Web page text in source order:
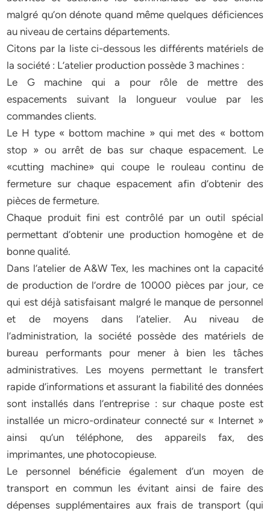
malgré qu’on dénote quand même quelques déficiences
au niveau de certains départements.
Citons par la liste ci-dessous les différents matériels de
la société : L’atelier production possède 3 machines :
Le G machine qui a pour rôle de mettre des
espacements suivant la longueur voulue par les
commandes clients.
Le H type « bottom machine » qui met des « bottom
stop » ou arrêt de bas sur chaque espacement. Le
«cutting machine» qui coupe le rouleau continu de
fermeture sur chaque espacement afin d’obtenir des
pièces de fermeture.
Chaque produit fini est contrôlé par un outil spécial
permettant d’obtenir une production homogène et de
bonne qualité.
Dans l’atelier de A&W Tex, les machines ont la capacité
de production de l’ordre de 10000 pièces par jour, ce
qui est déjà satisfaisant malgré le manque de personnel
et de moyens dans l’atelier. Au niveau de
l’administration, la société possède des matériels de
bureau performants pour mener à bien les tâches
administratives. Les moyens permettant le transfert
rapide d’informations et assurant la fiabilité des données
sont installés dans l’entreprise : sur chaque poste est
installée un micro-ordinateur connecté sur « Internet »
ainsi qu’un téléphone, des appareils fax, des
imprimantes, une photocopieuse.
Le personnel bénéficie également d’un moyen de
transport en commun les évitant ainsi de faire des
dépenses supplémentaires aux frais de transport (qui